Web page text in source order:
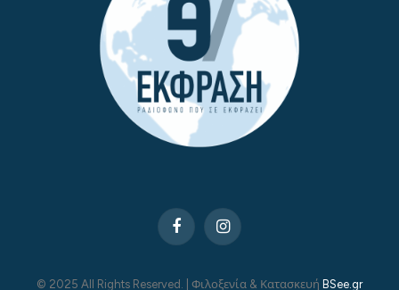
FacebookInstagram
© 2025 All Rights Reserved. | Φιλοξενία & Κατασκευή BSee.gr